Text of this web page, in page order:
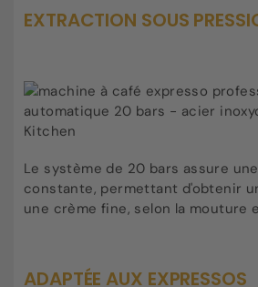
EXTRACTION SOUS
Le système de 20 bars assure
constante, permettant d'obtenir
une crème fine, selon la mouture
ADAPTÉE AUX EXPRESSOS